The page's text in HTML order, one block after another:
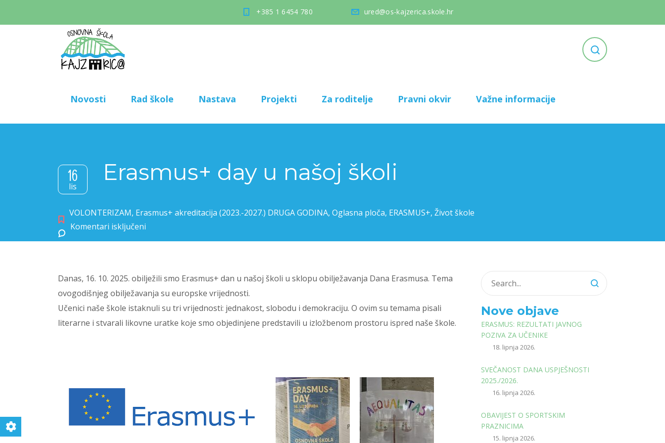
+385 1 6454 780 ured@os-kajzerica.skole.hr
Novosti Rad škole Nastava Projekti Za roditelje Pravni okvir Važne informacije
16
lis
Erasmus+ day u našoj školi
VOLONTERIZAM, Erasmus+ akreditacija (2023.-2027.) DRUGA GODINA, Oglasna ploča, ERASMUS+, Život škole
Komentari isključeni
Danas, 16. 10. 2025. obilježili smo Erasmus+ dan u našoj školi u sklopu obilježavanja Dana Erasmusa. Tema
ovogodišnjeg obilježavanja su europske vrijednosti.
Učenici naše škole istaknuli su tri vrijednosti: jednakost, slobodu i demokraciju. O ovim su temama pisali
literarne i stvarali likovne uratke koje smo objedinjene predstavili u izložbenom prostoru ispred naše škole.
Nove objave
ERASMUS: REZULTATI JAVNOG
POZIVA ZA UČENIKE
18. lipnja 2026.
SVEČANOST DANA USPJEŠNOSTI
2025./2026.
16. lipnja 2026.
OBAVIJEST O SPORTSKIM
PRAZNICIMA
15. lipnja 2026.